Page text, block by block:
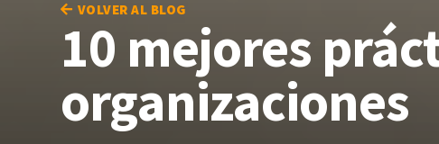
VOLVER AL BLOG
10 mejores
organizaciones